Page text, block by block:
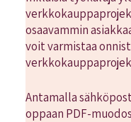
osaavammin
voit varmistaa
Antamalla
oppaan PDF-